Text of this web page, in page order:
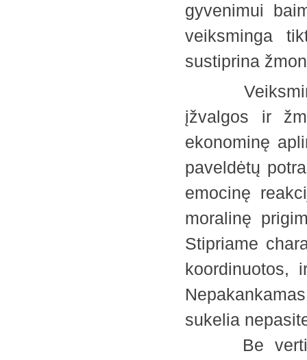
gyvenimui
veiksminga
sustiprina
įžvalgos ir
ekonominę
paveldėtų
emocinę
moralinę
Stipriame
koordinuotos,
sukelia
Be